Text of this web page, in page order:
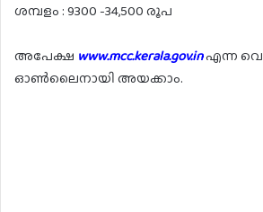
ശമ്പളം : 9300 -34,500 രൂപ
അപേക്ഷ www.mcc.kerala.gov.inഎന്ന
ഓൺലൈനായി അയക്കാം.